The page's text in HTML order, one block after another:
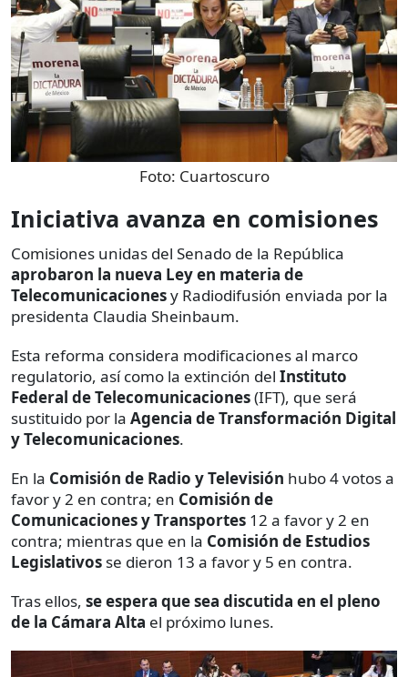
Foto: Cuartoscuro
Iniciativa avanza en comisiones
Comisiones unidas del Senado de la República
aprobaron la nueva Ley en materia de
Telecomunicacionesy Radiodifusión enviada por la
presidenta Claudia Sheinbaum.
Esta reforma considera modificaciones al marco
regulatorio, así como la extinción del Instituto
Federal de Telecomunicaciones(IFT), que será
sustituido por la Agencia de Transformación Digital
y Telecomunicaciones.
En la Comisión de Radio y Televisión hubo 4 votos a
favor y 2 en contra; en Comisión de
Comunicaciones y Transportes 12 a favor y 2 en
contra; mientras que en la Comisión de Estudios
Legislativos se dieron 13 a favor y 5 en contra.
Tras ellos, se espera que sea discutida en el pleno
de la Cámara Alta el próximo lunes.